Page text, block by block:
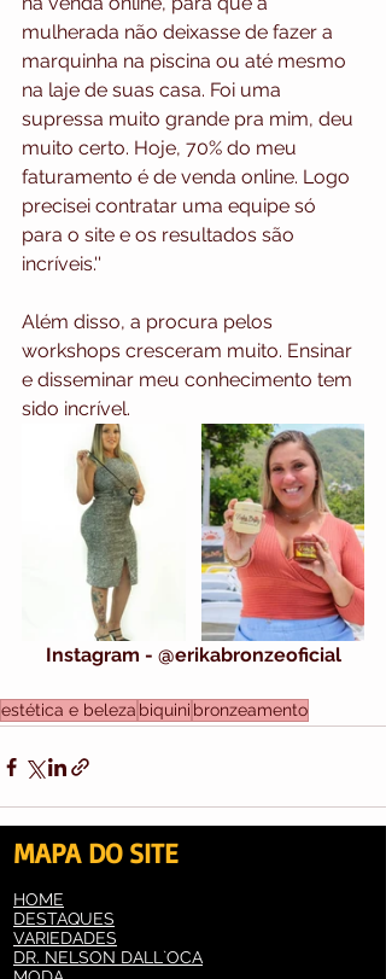
mulherada não deixasse de fazer a
marquinha na piscina ou até mesmo
na laje de suas casa. Foi uma
supressa muito grande pra mim, deu
muito certo. Hoje, 70% do meu
faturamento é de venda online. Logo
precisei contratar uma equipe só
para o site e os resultados são
incríveis.''
Além disso, a procura pelos
workshops cresceram muito. Ensinar
e disseminar meu conhecimento tem
sido incrível.
Instagram - @erikabronzeoficial
estética e beleza biquini bronzeamento
Posts recentes
MAPA DO SITE
HOME
DESTAQUES
VARIEDADES
DR. NELSON DALL`OCA